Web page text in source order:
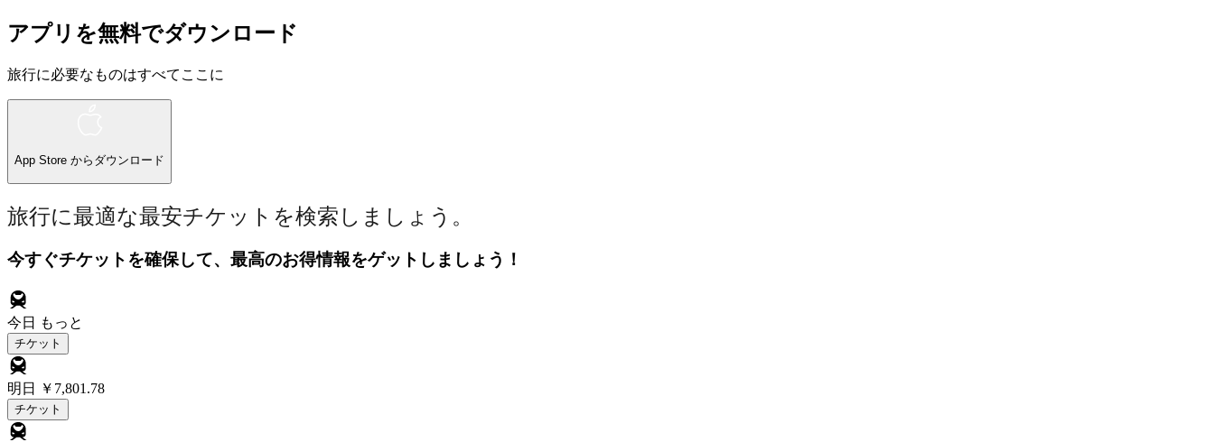
アプリを無料でダウンロード
旅行に必要なものはすべてここに
App Store からダウンロード
旅行に最適な最安チケットを検索しましょう。
今すぐチケットを確保して、最高のお得情報をゲットしましょう！
今日 もっと
チケット
明日 ￥7,801.78
チケット